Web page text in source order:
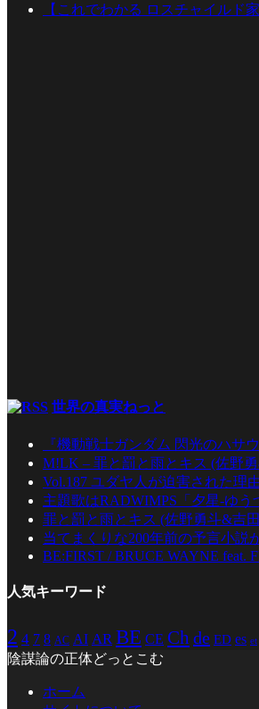
【これでわかる ロスチャイルド
世界の真実ねっと
『機動戦士ガンダム 閃光のハサ
M!LK – 罪と罰と雨とキス (佐野
Vol.187 ユダヤ人が迫害された理
主題歌はRADWIMPS「夕星-ゆ
罪と罰と雨とキス (佐野勇斗&吉
当てまくりな200年前の予言小説
BE:FIRST / BRUCE WAYNE feat.
人気キーワード
2 4 7 8 AC AI AR BE CE Ch de ED es et
陰謀論の正体どっとこむ
ホーム